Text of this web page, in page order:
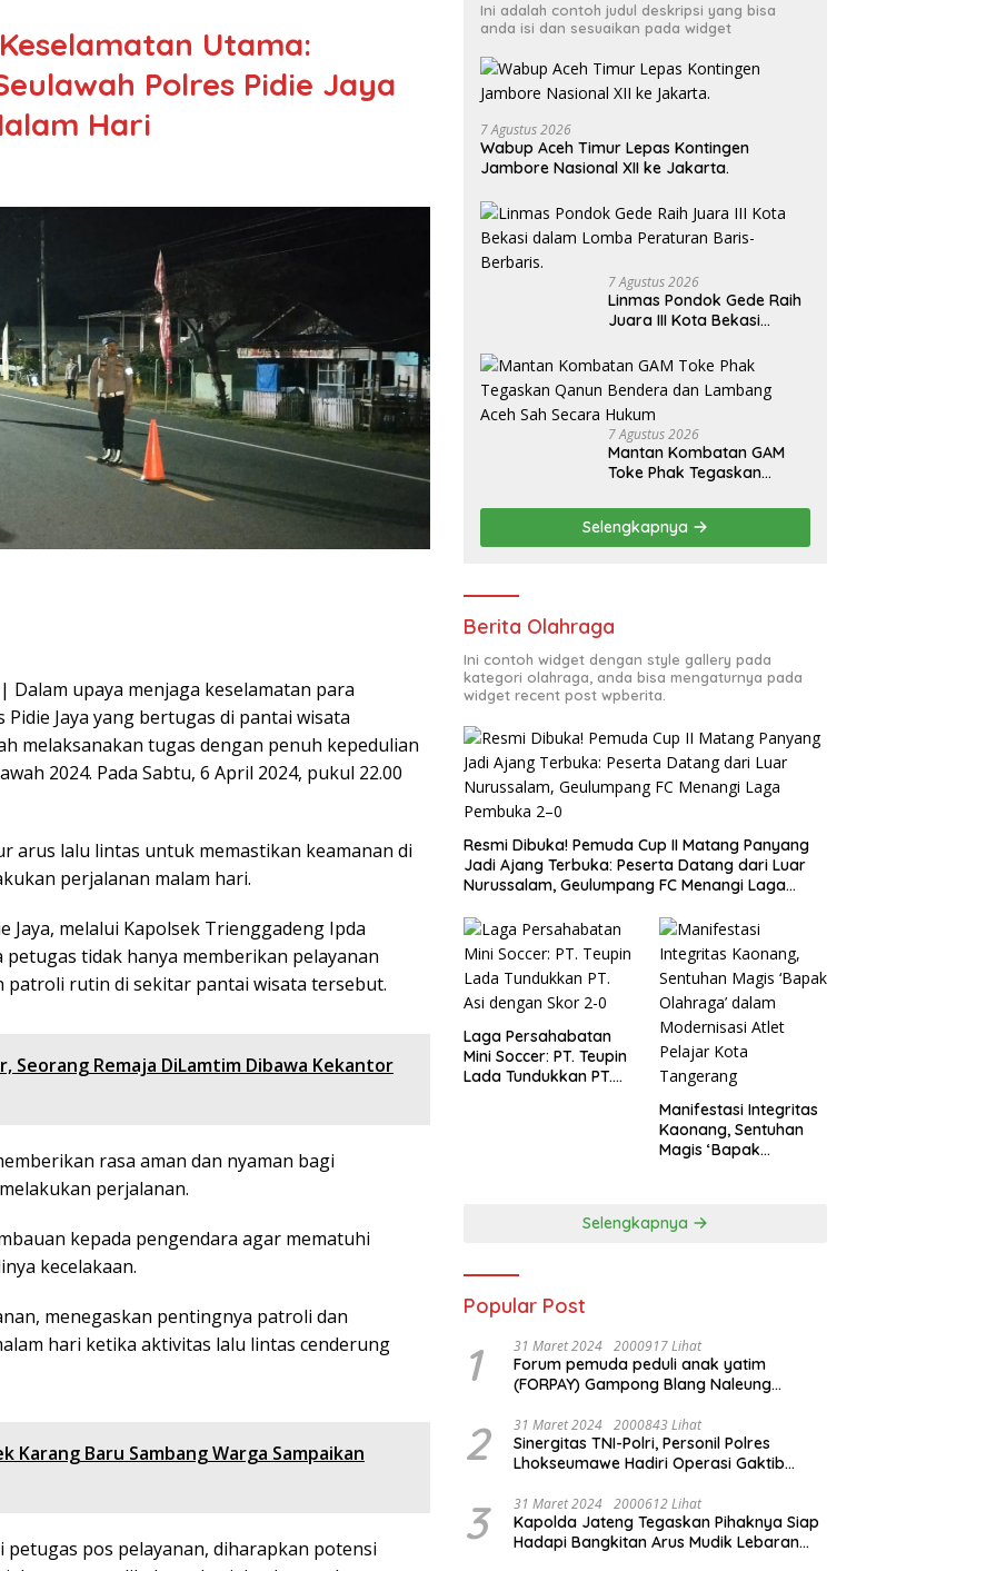
Utama:
Polres Pidie Jaya
Hari
Dalam upaya menjaga keselamatan para
Jaya yang bertugas di pantai wisata
melaksanakan tugas dengan penuh kepedulian
2024. Pada Sabtu, 6 April 2024, pukul 22.00
arus lalu lintas untuk memastikan keamanan di
perjalanan malam hari.
Jaya, melalui Kapolsek Trienggadeng Ipda
tidak hanya memberikan pelayanan
patroli rutin di sekitar pantai wisata tersebut.
Seorang Remaja DiLamtim Dibawa Kekantor
rasa aman dan nyaman bagi
perjalanan.
kepada pengendara agar mematuhi
kecelakaan.
menegaskan pentingnya patroli dan
hari ketika aktivitas lalu lintas cenderung
Karang Baru Sambang Warga Sampaikan
pos pelayanan, diharapkan potensi
Ini adalah contoh judul deskripsi yang bisa
anda isi dan sesuaikan pada widget
7 Agustus 2026
Wabup Aceh Timur Lepas Kontingen
Jambore Nasional XII ke Jakarta.
7 Agustus 2026
Linmas Pondok Gede Raih
Juara III Kota Bekasi
Baris-Berbaris.
7 Agustus 2026
Mantan Kombatan GAM
Toke Phak Tegaskan
Lambang Aceh Sah Secara
Hukum
Selengkapnya
Berita Olahraga
Ini contoh widget dengan style gallery pada
kategori olahraga, anda bisa mengaturnya pada
widget recent post wpberita.
Resmi Dibuka! Pemuda Cup II Matang Panyang
Jadi Ajang Terbuka: Peserta Datang dari Luar
Nurussalam, Geulumpang FC Menangi Laga
Laga Persahabatan
Mini Soccer: PT. Teupin
Lada Tundukkan PT.
Manifestasi Integritas
Kaonang, Sentuhan
Magis ‘Bapak
Tangerang
Selengkapnya
Popular Post
1 31 Maret 2024 2000917 Lihat
Forum pemuda peduli anak yatim
(FORPAY) Gampong Blang Naleung
Santunan Yatim-Piatu
2 31 Maret 2024 2000843 Lihat
Sinergitas TNI-Polri, Personil Polres
Lhokseumawe Hadiri Operasi Gaktib
Wira Rencong
3 31 Maret 2024 2000612 Lihat
Kapolda Jateng Tegaskan Pihaknya Siap
Hadapi Bangkitan Arus Mudik Lebaran